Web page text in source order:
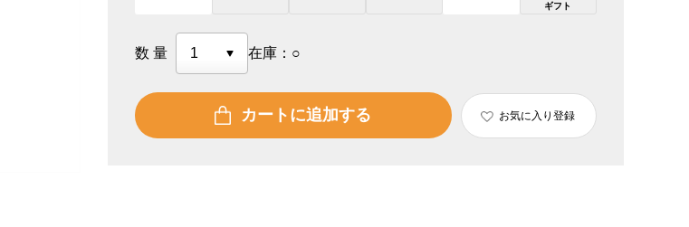
ギフト
数量 在庫： ○
カートに追加する お気に入り登録